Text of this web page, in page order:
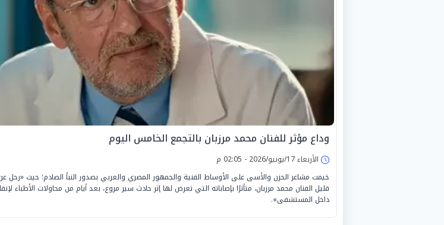
وداع مؤثر للفنان محمد مرزبان بالتجمع الخامس اليوم
الأربعاء 17/يونيو/2026 - 02:05 م
خيمت مشاعر الحزن والأسى على الأوساط الفنية والجمهور المصري والعربي بصدور النبأ الصادم؛ حيث «رحل
قليل الفنان محمد مرزبان، متأثرًا بإصاباته التي تعرض لها إثر حادث سير مروع، بعد أيام من محاولات الأطباء
داخل المستشفى».